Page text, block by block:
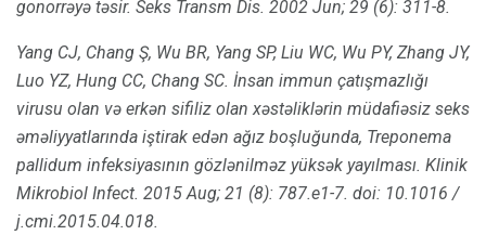
gonorrəyə təsir. Seks Transm Dis. 2002 Jun; 29 (6): 311-8.
Yang CJ, Chang Ş, Wu BR, Yang SP, Liu WC, Wu PY, Zhang JY,
Luo YZ, Hung CC, Chang SC. İnsan immun çatışmazlığı
virusu olan və erkən sifiliz olan xəstəliklərin müdafiəsiz seks
əməliyyatlarında iştirak edən ağız boşluğunda, Treponema
pallidum infeksiyasının gözlənilməz yüksək yayılması. Klinik
Mikrobiol Infect. 2015 Aug; 21 (8): 787.e1-7. doi: 10.1016 /
j.cmi.2015.04.018.